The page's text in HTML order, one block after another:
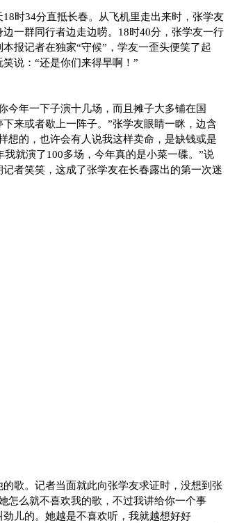
时34分直抵长春。从飞机里走出来时，张学友
一群同行者边走边唠。18时40分，张学友一行
报记者在独家“守候”，学友一歪头便笑了起
说：“还是你们来得早啊！”
年一下子演十几场，而且摊子大多铺在国
来或者歇上一阵子。”张学友眼睛一眯，边含
想的，也许会有人说我这样卖命，是缺钱或是
就演了100多场，今年真的是小菜一碟。”说
者笑笑，这成了张学友在长春露出的第一次迷
。记者当面就此向张学友求证时，没想到张
怎么就不喜欢我的歌，不过我讲给你一个事
儿的。她越是不喜欢听，我就越想好好